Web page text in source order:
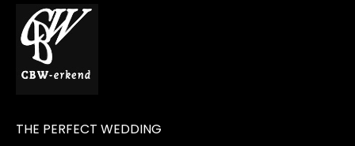
THE PERFECT WEDDING